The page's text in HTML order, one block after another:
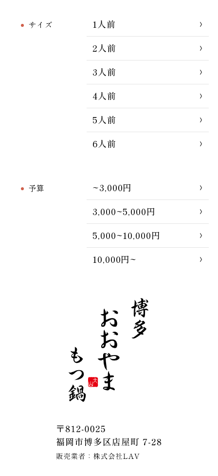
サイズ
1人前
2人前
3人前
4人前
5人前
6人前
予算
~3,000円
3,000~5,000円
5,000~10,000円
10,000円~